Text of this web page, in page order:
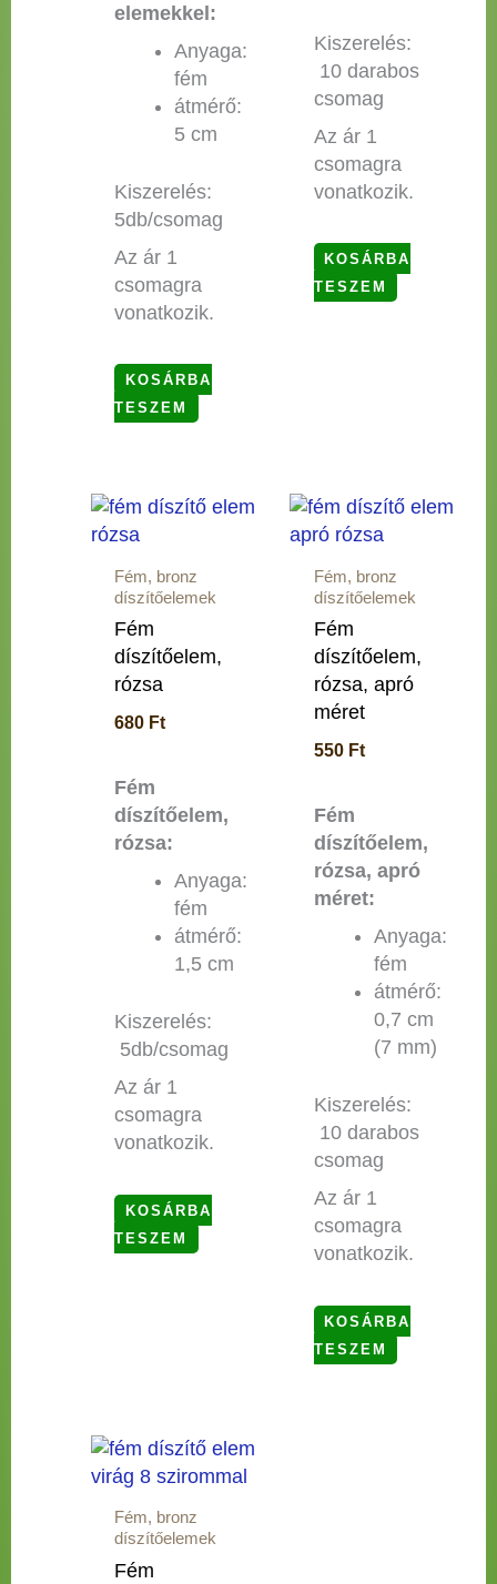
elemekkel:
Anyaga:
fém
átmérő:
5 cm
Kiszerelés:
5db/csomag
Az ár 1
csomagra
vonatkozik.
KOSÁRBA
TESZEM
Kiszerelés:
10 darabos
csomag
Az ár 1
csomagra
vonatkozik.
KOSÁRBA
TESZEM
Fém, bronz
díszítőelemek
Fém
díszítőelem,
rózsa
680 Ft
Fém
díszítőelem,
rózsa:
Anyaga:
fém
átmérő:
1,5 cm
Kiszerelés:
5db/csomag
Az ár 1
csomagra
vonatkozik.
KOSÁRBA
TESZEM
Fém, bronz
díszítőelemek
Fém
díszítőelem,
rózsa, apró
méret
550 Ft
Fém
díszítőelem,
rózsa, apró
méret:
Anyaga:
fém
átmérő:
0,7 cm
(7 mm)
Kiszerelés:
10 darabos
csomag
Az ár 1
csomagra
vonatkozik.
KOSÁRBA
TESZEM
Fém, bronz
díszítőelemek
Fém